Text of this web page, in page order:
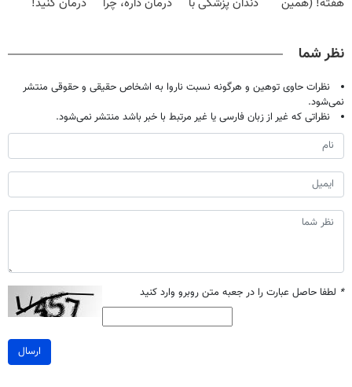
نظر شما
نظرات حاوی توهین و هرگونه نسبت ناروا به اشخاص حقیقی و حقوقی منتشر
نمی‌شود.
نظراتی که غیر از زبان فارسی یا غیر مرتبط با خبر باشد منتشر نمی‌شود.
* لطفا حاصل عبارت را در جعبه متن روبرو وارد کنید
ارسال